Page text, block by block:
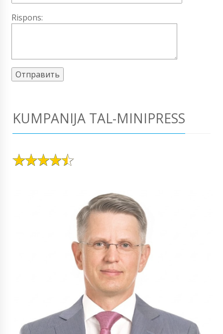
Rispons:
KUMPANIJA TAL-MINIPRESS